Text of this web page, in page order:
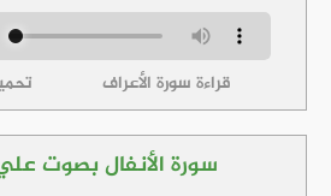
قراءة سورة الأعراف
سورة الأنفال بصوت